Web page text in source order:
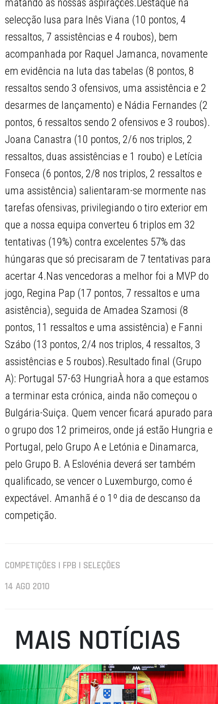
matando as nossas aspirações.Destaque na
selecção lusa para Inês Viana (10 pontos, 4
ressaltos, 7 assistências e 4 roubos), bem
acompanhada por Raquel Jamanca, novamente
em evidência na luta das tabelas (8 pontos, 8
ressaltos sendo 3 ofensivos, uma assistência e 2
desarmes de lançamento) e Nádia Fernandes (2
pontos, 6 ressaltos sendo 2 ofensivos e 3 roubos).
Joana Canastra (10 pontos, 2/6 nos triplos, 2
ressaltos, duas assistências e 1 roubo) e Letícia
Fonseca (6 pontos, 2/8 nos triplos, 2 ressaltos e
uma assistência) salientaram-se mormente nas
tarefas ofensivas, privilegiando o tiro exterior em
que a nossa equipa converteu 6 triplos em 32
tentativas (19%) contra excelentes 57% das
húngaras que só precisaram de 7 tentativas para
acertar 4.Nas vencedoras a melhor foi a MVP do
jogo, Regina Pap (17 pontos, 7 ressaltos e uma
asistência), seguida de Amadea Szamosi (8
pontos, 11 ressaltos e uma assistência) e Fanni
Szábo (13 pontos, 2/4 nos triplos, 4 ressaltos, 3
assistências e 5 roubos).Resultado final (Grupo
A): Portugal 57-63 HungriaÀ hora a que estamos
a terminar esta crónica, ainda não começou o
Bulgária-Suiça. Quem vencer ficará apurado para
o grupo dos 12 primeiros, onde já estão Hungria e
Portugal, pelo Grupo A e Letónia e Dinamarca,
pelo Grupo B. A Eslovénia deverá ser também
qualificado, se vencer o Luxemburgo, como é
expectável. Amanhã é o 1º dia de descanso da
competição.
COMPETIÇÕES | FPB | SELEÇÕES
14 AGO 2010
MAIS NOTÍCIAS